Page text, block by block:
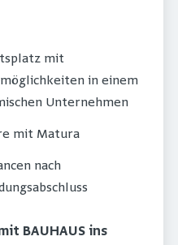
mit
in einem
Unternehmen
mit Matura
nach
BAUHAUS ins